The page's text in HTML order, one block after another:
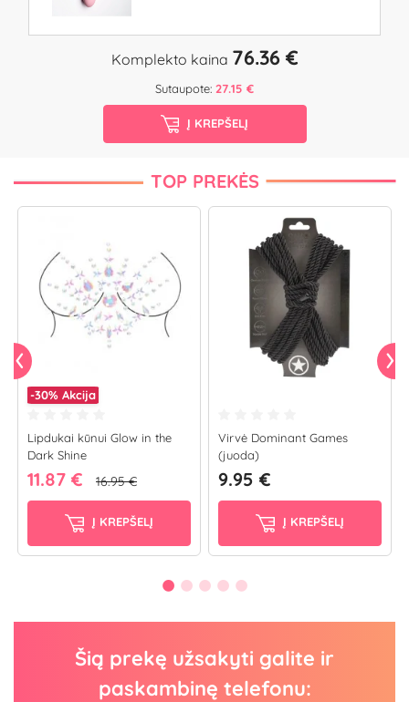
Komplekto kaina 76.36 €
Sutaupote: 27.15 €
Į KREPŠELĮ
TOP PREKĖS
-30% Akcija
Lipdukai kūnui Glow in the
Dark Shine
11.87 € 16.95 €
Į KREPŠELĮ
Virvė Dominant Games
(juoda)
9.95 €
Į KREPŠELĮ
Šią prekę užsakyti galite ir
paskambinę telefonu: